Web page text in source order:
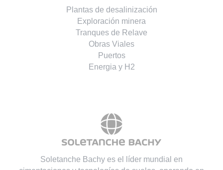
Plantas de desalinización
Exploración minera
Tranques de Relave
Obras Viales
Puertos
Energia y H2
Soletanche Bachy es el líder mundial en